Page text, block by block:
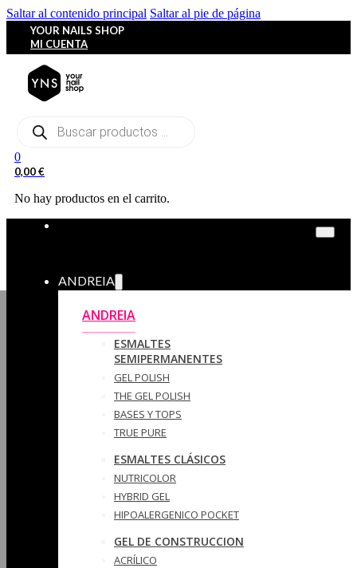
Saltar al contenido principal Saltar al pie de página
YOUR NAILS SHOP
MI CUENTA
Búsqueda
0
0,00€
No hay productos en el carrito.
ANDREIA
ANDREIA
ESMALTES
SEMIPERMANENTES
GEL POLISH
THE GEL POLISH
BASES Y‎ TOPS
TRUE PURE
ESMALTES CLÁSICOS
NUTRICOLOR
HYBRID GEL
HIPOALERGENICO POCKET
GEL DE CONSTRUCCION
ACRÍLICO